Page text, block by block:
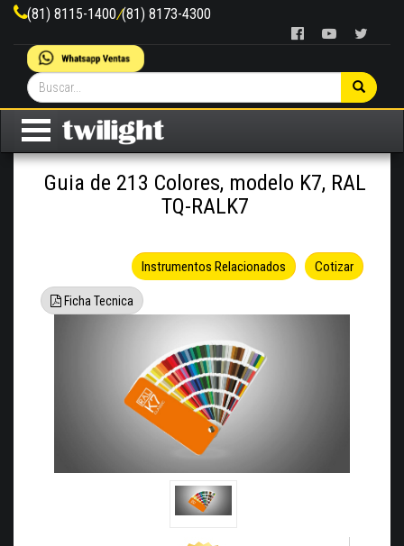
(81) 8115-1400/(81) 8173-4300
Guia de 213 Colores, modelo K7, RAL
TQ-RALK7
Cotizar
Instrumentos Relacionados
Ficha Tecnica